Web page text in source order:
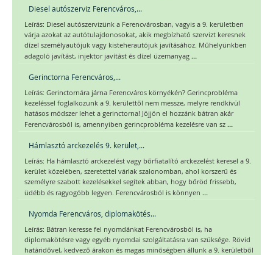
Diesel autószerviz Ferencváros,...
Leírás: Diesel autószervizünk a Ferencvárosban, vagyis a 9. kerületben
várja azokat az autótulajdonosokat, akik megbízható szervizt keresnek
dízel személyautójuk vagy kisteherautójuk javításához. Műhelyünkben
adagoló javítást, injektor javítást és dízel üzemanyag ...
Gerinctorna Ferencváros,...
Leírás: Gerinctornára járna Ferencváros környékén? Gerincprobléma
kezeléssel foglalkozunk a 9. kerülettől nem messze, melyre rendkívül
hatásos módszer lehet a gerinctorna! Jöjjön el hozzánk bátran akár
Ferencvárosból is, amennyiben gerincprobléma kezelésre van sz ...
Hámlasztó arckezelés 9. kerület,...
Leírás: Ha hámlasztó arckezelést vagy bőrfiatalító arckezelést keresel a 9.
kerület közelében, szeretettel várlak szalonomban, ahol korszerű és
személyre szabott kezelésekkel segítek abban, hogy bőröd frissebb,
üdébb és ragyogóbb legyen. Ferencvárosból is könnyen ...
Nyomda Ferencváros, diplomakötés...
Leírás: Bátran keresse fel nyomdánkat Ferencvárosból is, ha
diplomakötésre vagy egyéb nyomdai szolgáltatásra van szüksége. Rövid
határidővel, kedvező árakon és magas minőségben állunk a 9. kerületből